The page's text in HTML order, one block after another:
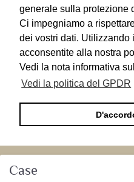
generale sulla protezione
Ci impegniamo a
dei vostri dati. Utilizzando
acconsentite alla nostra
Vedi la nota informativa
Vedi la politica del GPDR
Case